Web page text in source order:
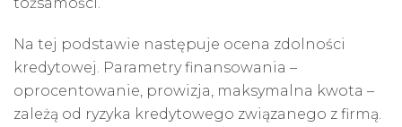
Na tej podstawie następuje ocena zdolności
kredytowej. Parametry finansowania –
oprocentowanie, prowizja, maksymalna kwota –
zależą od ryzyka kredytowego związanego z firmą.